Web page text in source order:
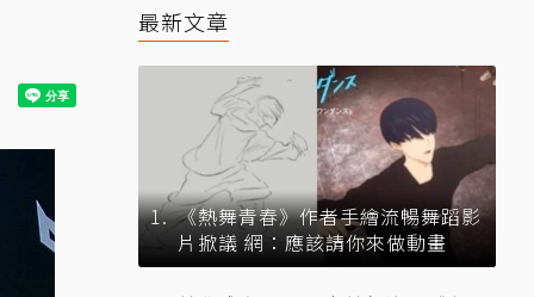
最新文章
《熱舞青春》作者手繪流暢舞蹈影
片掀議 網：應該請你來做動畫